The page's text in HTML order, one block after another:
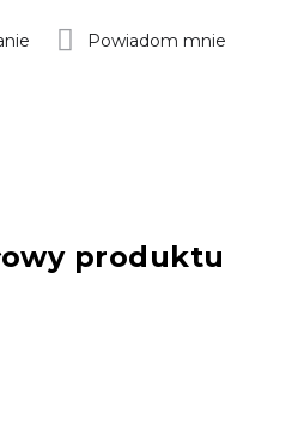
Powiadom mnie
produktu